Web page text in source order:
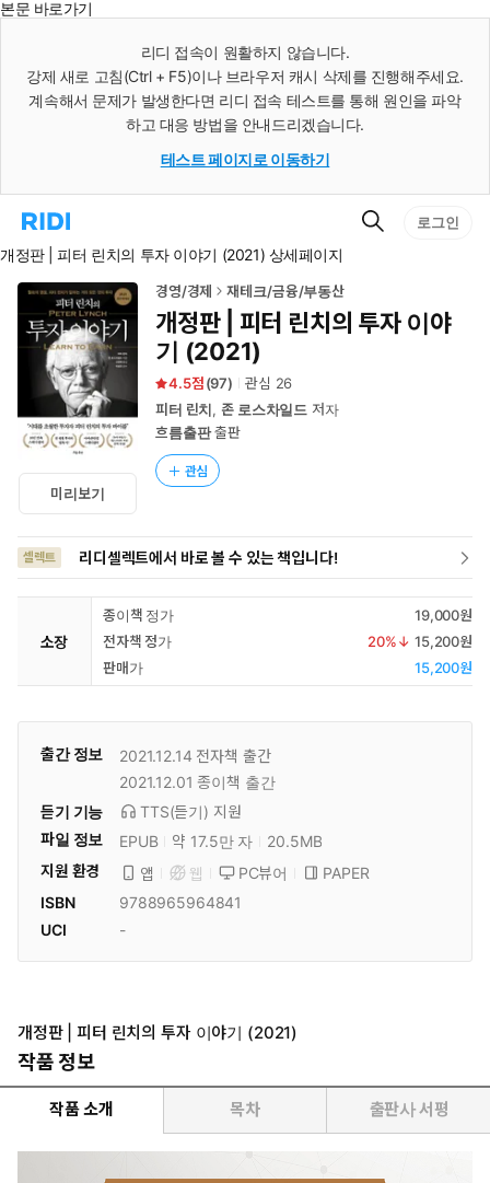
본문 바로가기
리디 접속이 원활하지 않습니다.
강제 새로 고침(Ctrl + F5)이나 브라우저 캐시 삭제를 진행해주세요.
계속해서 문제가 발생한다면 리디 접속 테스트를 통해 원인을 파악
하고 대응 방법을 안내드리겠습니다.
테스트 페이지로 이동하기
리
홈
로
동
검
로그인
개정판 | 피터 린치의 투자 이야기 (2021) 상세페이지
미리보기
경영/경제 재테크/금융/부동산
개정판 | 피터 린치의 투자 이야
기 (2021)
4.5 (97) 관심 26
피터 린치, 존 로스차일드 저자
흐름출판출판
관심
셀렉트 리디셀렉트에서 바로 볼 수 있는 책입니다!
소장
종이책 정가
19,000원
전자책 정가
20%↓ 15,200원
판매가
15,200원
출간 정보 2021.12.14 전자책 출간
2021.12.01 종이책 출간
듣기 기능
TTS(듣기) 지원
파일 정보
EPUB 약 17.5만 자
20.5MB
지원 환경
앱 웹 PC뷰어
PAPER
ISBN
9788965964841
UCI
-
개정판 | 피터 린치의 투자 이야기 (2021)
작품 정보
작품 소개 목차 출판사 서평